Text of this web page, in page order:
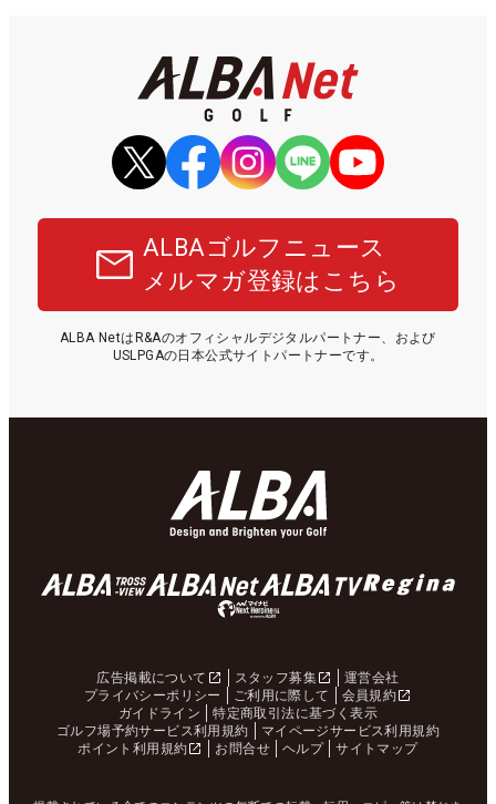
ALBAゴルフニュース
メルマガ登録はこちら
ALBA NetはR&Aのオフィシャルデジタルパートナー、および
USLPGAの日本公式サイトパートナーです。
広告掲載について スタッフ募集
運営会社
プライバシーポリシー
ご利用に際して
会員規約
ガイドライン
特定商取引法に基づく表示
ゴルフ場予約サービス利用規約
マイページサービス利用規約
ポイント利用規約
お問合せ ヘルプ サイトマップ